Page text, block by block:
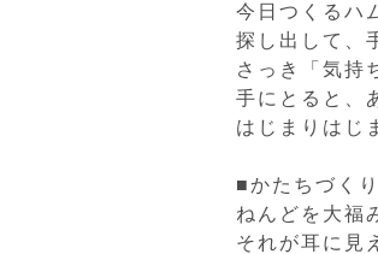
今日つくるハ
探し出して、
さっき「気持
手にとると、
はじまりはじ
■かたちづく
ねんどを大福
それが耳に見